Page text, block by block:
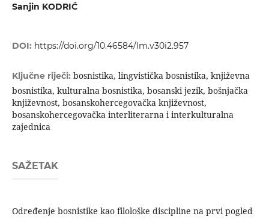
Sanjin KODRIĆ
DOI: https://doi.org/10.46584/lm.v30i2.957
Ključne riječi: bosnistika, lingvistička bosnistika, književna
bosnistika, kulturalna bosnistika, bosanski jezik, bošnjačka
književnost, bosanskohercegovačka književnost,
bosanskohercegovačka interliterarna i interkulturalna
zajednica
SAŽETAK
Određenje bosnistike kao filološke discipline na prvi pogled